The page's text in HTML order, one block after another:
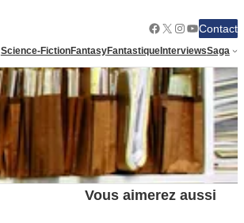
Facebook
X Instagram
YouTube
Contact
Science-FictionFantasyFantastiqueInterviewsSaga
Vous aimerez aussi